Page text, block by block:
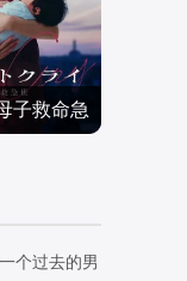
子救命急
个过去的男